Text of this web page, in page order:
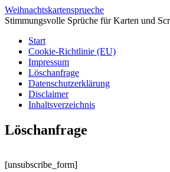
Weihnachtskartensprueche
Stimmungsvolle Sprüche für Karten und
Start
Cookie-Richtlinie (EU)
Impressum
Löschanfrage
Datenschutzerklärung
Disclaimer
Inhaltsverzeichnis
Löschanfrage
[unsubscribe_form]